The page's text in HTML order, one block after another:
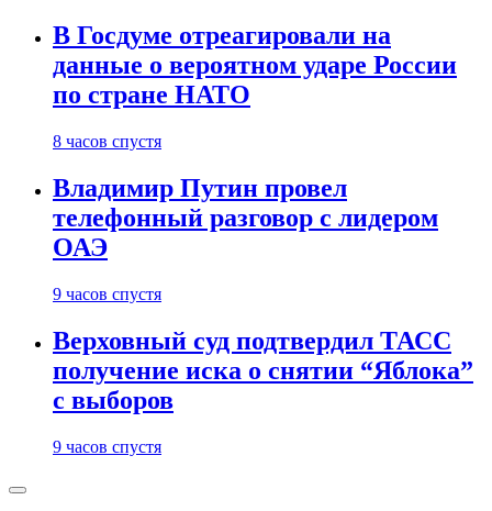
В Госдуме отреагировали на
данные о вероятном ударе России
по стране НАТО
8 часов спустя
Владимир Путин провел
телефонный разговор с лидером
ОАЭ
9 часов спустя
Верховный суд подтвердил ТАСС
получение иска о снятии “Яблока”
с выборов
9 часов спустя